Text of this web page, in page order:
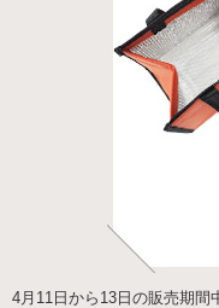
4月11日から13日の販売期間